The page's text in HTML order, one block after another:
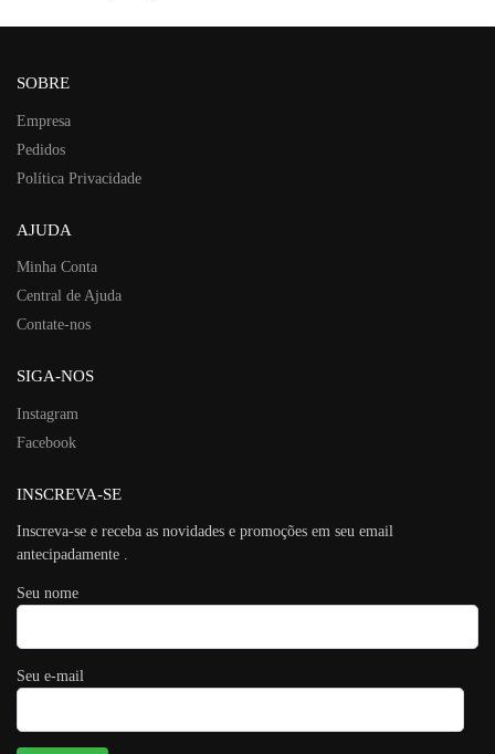
SOBRE
Empresa
Pedidos
Política Privacidade
AJUDA
Minha Conta
Central de Ajuda
Contate-nos
SIGA-NOS
Instagram
Facebook
INSCREVA-SE
Inscreva-se e receba as novidades e promoções em seu email
antecipadamente .
Seu nome
Seu e-mail